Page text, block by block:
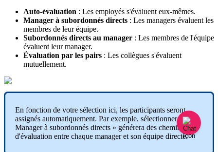
Auto-évaluation : Les employés s'évaluent eux-mêmes.
Manager à subordonnés directs : Les managers évaluent les
membres de leur équipe.
Subordonnés directs au manager : Les membres de l'équipe
évaluent leur manager.
Évaluation par les pairs : Les collègues s'évaluent
mutuellement.
En fonction de votre sélection ici, les participants seront
assignés automatiquement. Par exemple, sélectionner
«
Manager à subordonnés directs » générera des chemins
d'évaluation entre chaque manager et son équipe directe.